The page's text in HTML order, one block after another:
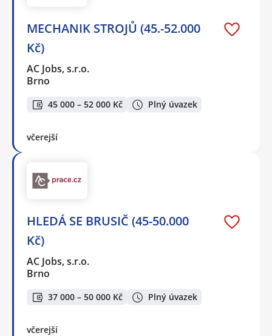
MECHANIK STROJŮ (45.-52.000
Kč)
AC Jobs, s.r.o.
Brno
45 000 – 52 000 Kč Plný úvazek
včerejší
HLEDÁ SE BRUSIČ (45-50.000
Kč)
AC Jobs, s.r.o.
Brno
37 000 – 50 000 Kč Plný úvazek
včerejší